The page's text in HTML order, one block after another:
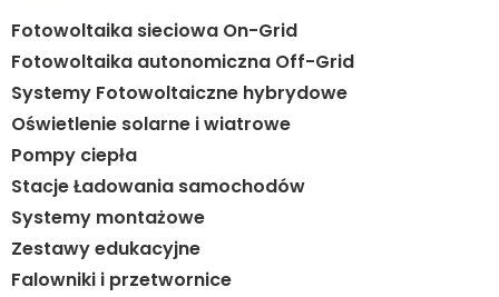
Fotowoltaika sieciowa On-Grid
Fotowoltaika autonomiczna Off-Grid
Systemy Fotowoltaiczne hybrydowe
Oświetlenie solarne i wiatrowe
Pompy ciepła
Stacje Ładowania samochodów
Systemy montażowe
Zestawy edukacyjne
Falowniki i przetwornice